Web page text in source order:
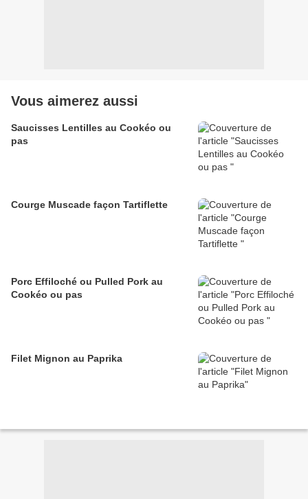
Vous aimerez aussi
Saucisses Lentilles au Cookéo ou
pas
Courge Muscade façon Tartiflette
Porc Effiloché ou Pulled Pork au
Cookéo ou pas
Filet Mignon au Paprika